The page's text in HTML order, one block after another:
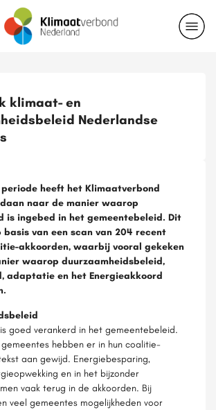
klimaat- en
Nederlandse
heeft het Klimaatverbond
naar de manier waarop
is ingebed in het gemeentebeleid. Dit
basis van een scan van 204 recent
akkoorden, waarbij vooral gekeken
waarop duurzaamheidsbeleid,
adaptatie en het Energieakkoord
goed verankerd in het gemeentebeleid.
hebben er in hun coalitie-
aan gewijd. Energiebesparing,
en in het bijzonder
vaak terug in de akkoorden. Bij
veel gemeentes mogelijkheden voor